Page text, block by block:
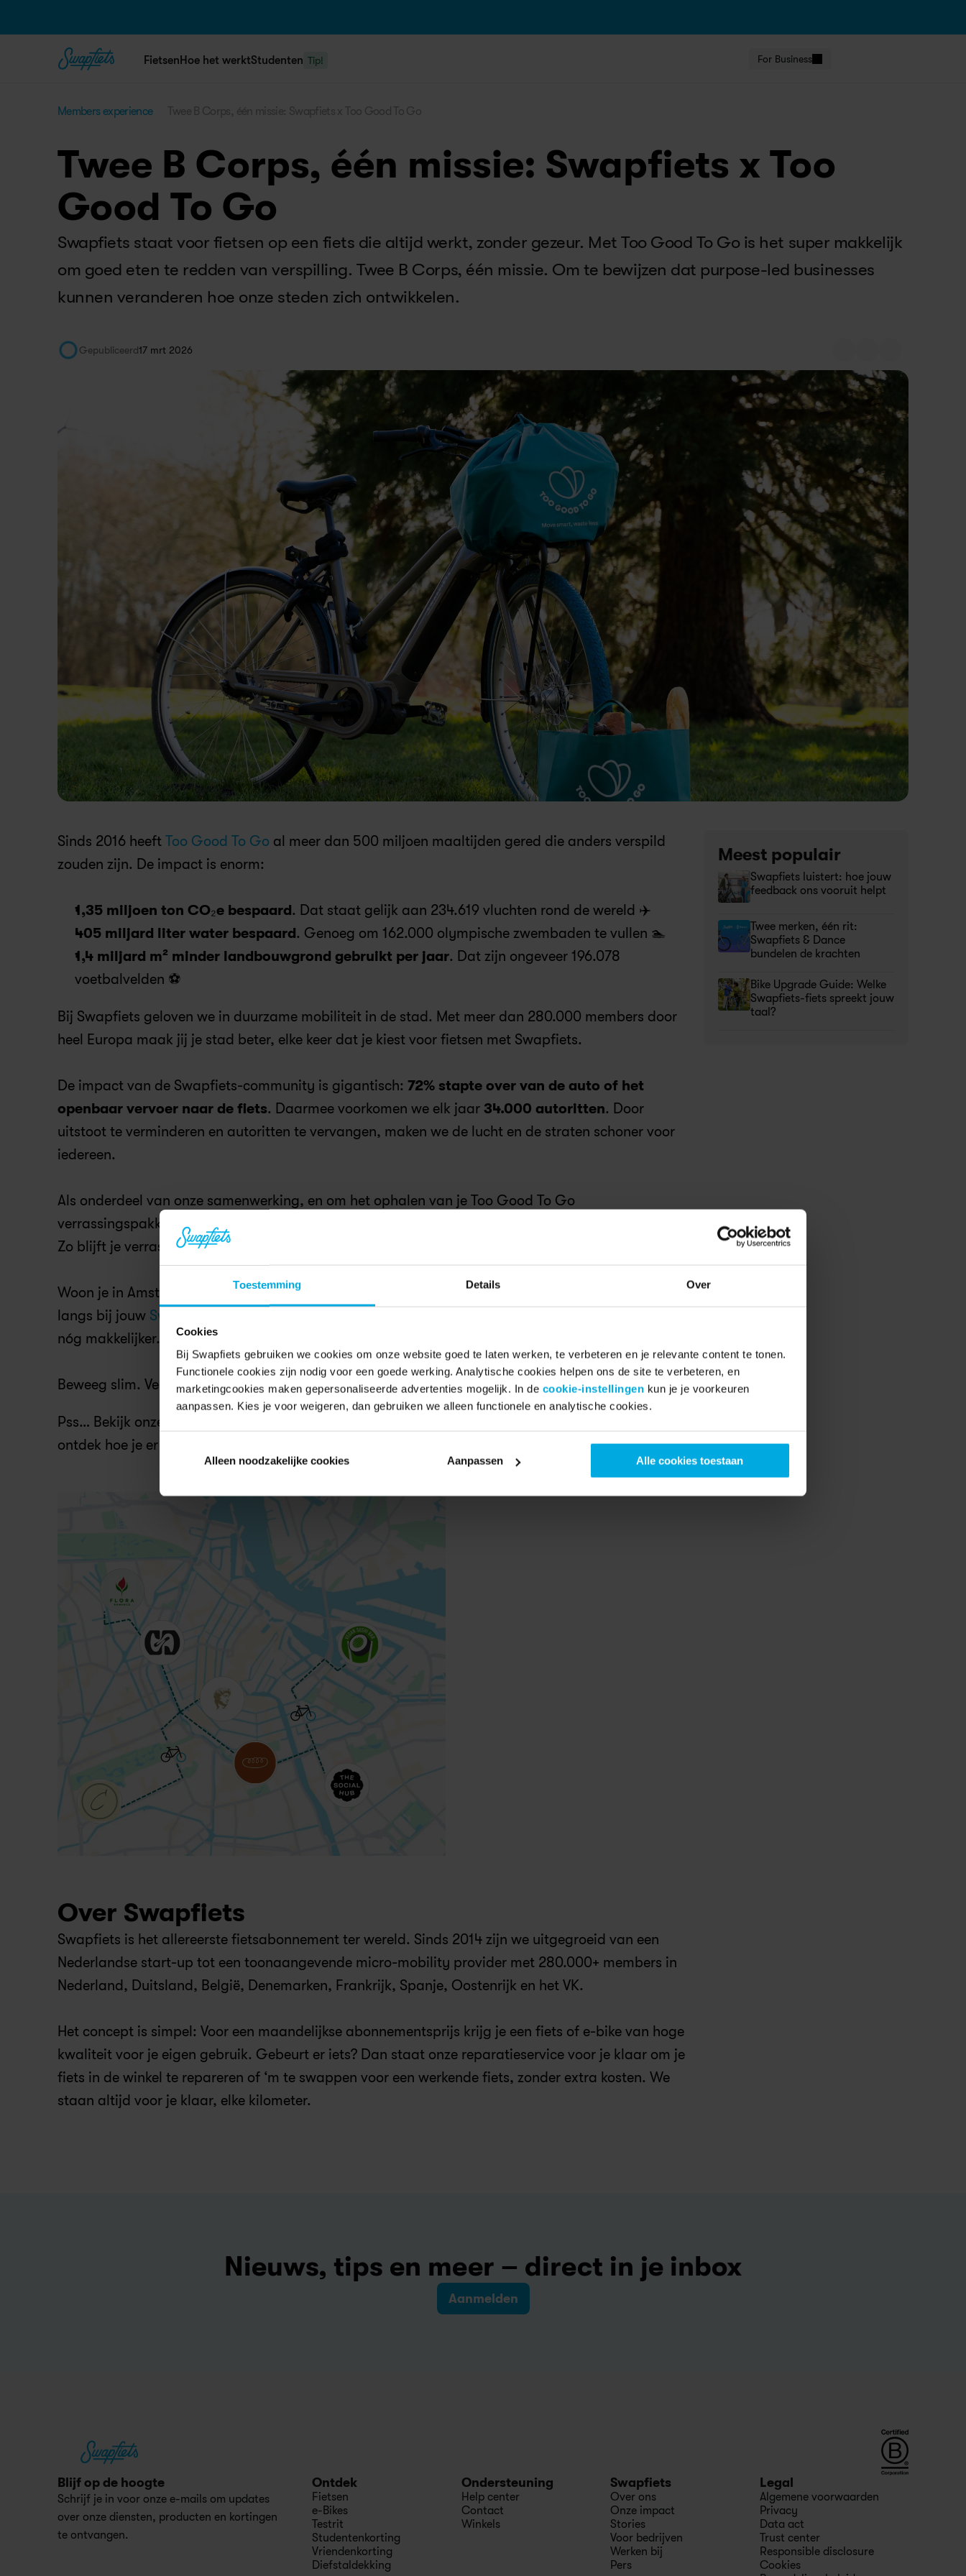
Toestemming Details Over
Cookies
Bij Swapfiets gebruiken we cookies om onze website goed te laten werken, te verbeteren en je relevante content te tonen.
Functionele cookies zijn nodig voor een goede werking. Analytische cookies helpen ons de site te verbeteren, en
marketingcookies maken gepersonaliseerde advertenties mogelijk. In de cookie-instellingen kun je je voorkeuren
aanpassen. Kies je voor weigeren, dan gebruiken we alleen functionele en analytische cookies.
Alleen noodzakelijke cookies Aanpassen Alle cookies toestaan
Fietsen Hoe het werktStudenten Tip! For Business
Members experience Twee B Corps, één missie: Swapfiets x Too Good To Go
Twee B Corps, één missie: Swapfiets x Too
Good To Go
Swapfiets staat voor fietsen op een fiets die altijd werkt, zonder gezeur. Met Too Good To Go is het super makkelijk
om goed eten te redden van verspilling. Twee B Corps, één missie. Om te bewijzen dat purpose-led businesses
kunnen veranderen hoe onze steden zich ontwikkelen.
Gepubliceerd17 mrt 2026
Sinds 2016 heeft Too Good To Go al meer dan 500 miljoen maaltijden gered die anders verspild
zouden zijn. De impact is enorm:
1,35 miljoen ton CO₂e bespaard. Dat staat gelijk aan 234.619 vluchten rond de wereld ✈️
405 miljard liter water bespaard. Genoeg om 162.000 olympische zwembaden te vullen 🏊
1,4 miljard m² minder landbouwgrond gebruikt per jaar. Dat zijn ongeveer 196.078
voetbalvelden ⚽
Bij Swapfiets geloven we in duurzame mobiliteit in de stad. Met meer dan 280.000 members door
heel Europa maak jij je stad beter, elke keer dat je kiest voor fietsen met Swapfiets.
De impact van de Swapfiets-community is gigantisch: 72% stapte over van de auto of het
openbaar vervoer naar de fiets. Daarmee voorkomen we elk jaar 34.000 autoritten. Door
uitstoot te verminderen en autoritten te vervangen, maken we de lucht en de straten schoner voor
iedereen.
Als onderdeel van onze samenwerking, en om het ophalen van je Too Good To Go
verrassingspakket nog makkelijker te maken, hebben we een limited-edition mandhoes gemaakt.
Zo blijft je verrassingspakket droog terwijl jij fietst.
Woon je in Amsterdam, Berlijn, Kopenhagen, Hamburg of Parijs en heb je een Swapfiets? Kom dan
langs bij jouw Swapfiets-winkel
nóg makkelijker. Beperkte voorraad beschikbaar. Op = op.
Beweeg slim. Verspil minder.
Pss… Bekijk onze favoriete Too Good To Go-spots om lekker eten te redden van verspilling, en
ontdek hoe je er komt met je Swapfiets. 🚲💚
Over Swapfiets
Swapfiets is het allereerste fietsabonnement ter wereld. Sinds 2014 zijn we uitgegroeid van een
Nederlandse start-up tot een toonaangevende micro-mobility provider met 280.000+ members in
Nederland, Duitsland, België, Denemarken, Frankrijk, Spanje, Oostenrijk en het VK.
Het concept is simpel: Voor een maandelijkse abonnementsprijs krijg je een fiets of e-bike van hoge
kwaliteit voor je eigen gebruik. Gebeurt er iets? Dan staat onze reparatieservice voor je klaar om je
fiets in de winkel te repareren of ‘m te swappen voor een werkende fiets, zonder extra kosten. We
staan altijd voor je klaar, elke kilometer.
Meest populair
Swapfiets luistert: hoe jouw
feedback ons vooruit helpt
Twee merken, één rit:
Swapfiets & Dance
bundelen de krachten
Bike Upgrade Guide: Welke
Swapfiets-fiets spreekt jouw
taal?
Nieuws, tips en meer – direct in je inbox
Aanmelden
Blijf op de hoogte
Schrijf je in voor onze e-mails om updates
over onze diensten, producten en kortingen
te ontvangen.
Ontdek
Fietsen
e-Bikes
Testrit
Studentenkorting
Vriendenkorting
Diefstaldekking
Ondersteuning
Help center
Contact
Winkels
Swapfiets
Over ons
Onze impact
Stories
Voor bedrijven
Werken bij
Pers
Legal
Algemene voorwaarden
Privacy
Data act
Trust center
Responsible disclosure
Cookies